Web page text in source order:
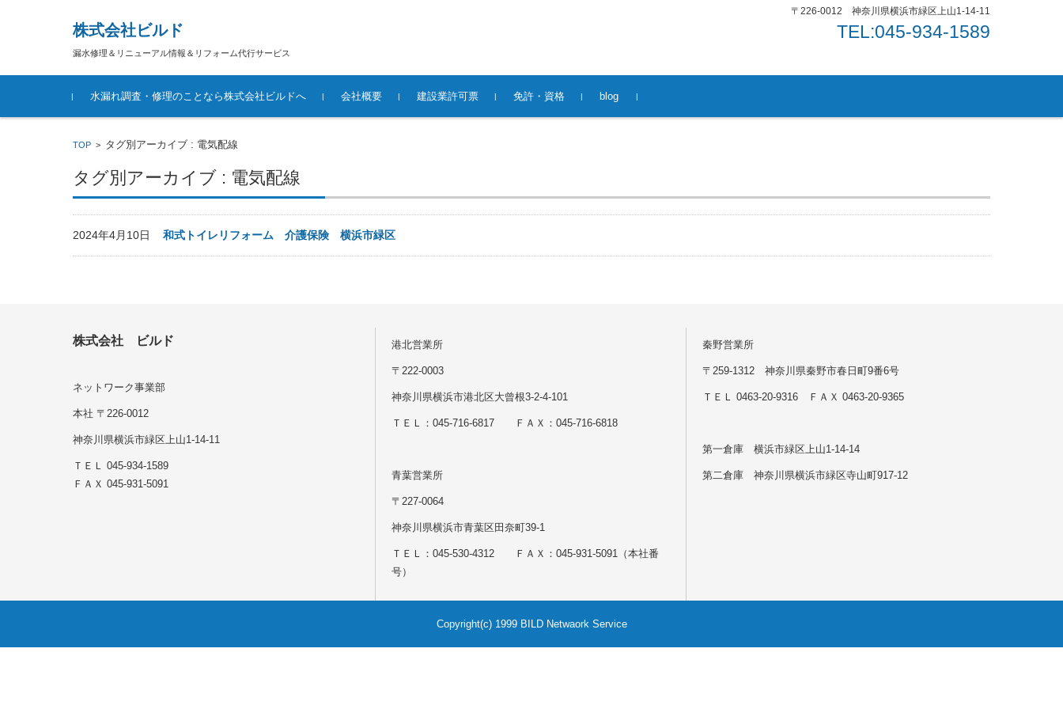
株式会社ビルド
漏水修理＆リニューアル情報＆リフォーム代行サービス
〒226-0012 神奈川県横浜市緑区上山1-14-11
TEL:045-934-1589
コンテンツに移動
水漏れ調査・修理のことなら株式会社ビルドへ
会社概要 建設業許可票 免許・資格 blog
TOP > タグ別アーカイブ : 電気配線
タグ別アーカイブ : 電気配線
2024年4月10日 和式トイレリフォーム 介護保険 横浜市緑区
株式会社 ビルド
ネットワーク事業部
本社 〒226-0012
神奈川県横浜市緑区上山1-14-11
ＴＥＬ 045-934-1589
ＦＡＸ 045-931-5091
港北営業所
〒222-0003
神奈川県横浜市港北区大曾根3-2-4-101
ＴＥＬ：045-716-6817 ＦＡＸ：045-716-6818
青葉営業所
〒227-0064
神奈川県横浜市青葉区田奈町39-1
ＴＥＬ：045-530-4312 ＦＡＸ：045-931-5091（本社番
号）
秦野営業所
〒259-1312 神奈川県秦野市春日町9番6号
ＴＥＬ 0463-20-9316 ＦＡＸ 0463-20-9365
第一倉庫 横浜市緑区上山1-14-14
第二倉庫 神奈川県横浜市緑区寺山町917-12
Copyright(c) 1999 BILD Netwaork Service